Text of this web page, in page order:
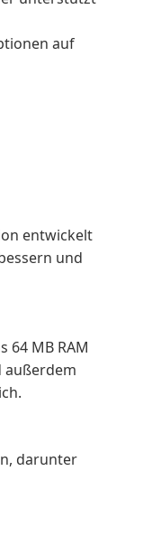
auf
entwickelt
und
64 MB RAM
außerdem
darunter